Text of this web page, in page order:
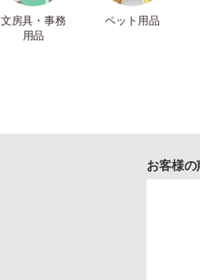
文房具・事務
用品
ペット用品
お客様